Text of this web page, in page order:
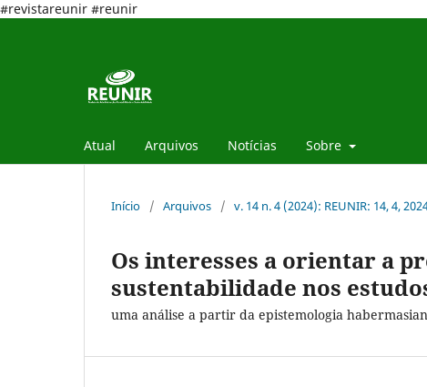
#revistareunir #reunir
Atual Arquivos Notícias Sobre
Início / Arquivos / v. 14 n. 4 (2024): REUNIR: 14, 4,
Os interesses a orientar a
sustentabilidade nos
uma análise a partir da epistemologia